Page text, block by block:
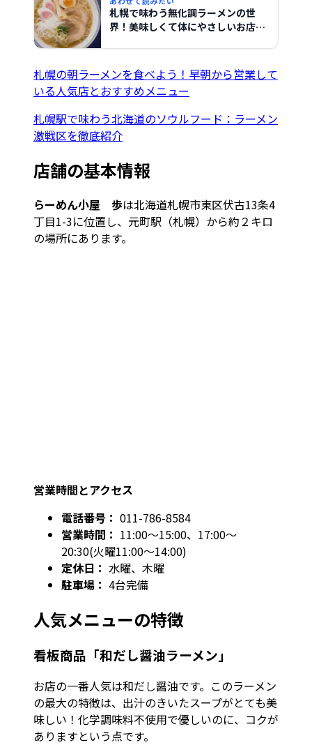
札幌で味わう無化調ラーメンの世
界！美味しくて体にやさしいお店厳
札幌の朝ラーメンを食べよう！早朝から営業して
いる人気店とおすすめメニュー
札幌駅で味わう北海道のソウルフード：ラーメン
激戦区を徹底紹介
店舗の基本情報
らーめん小屋 歩は北海道札幌市東区伏古13条4
丁目1-3に位置し、元町駅（札幌）から約２キロ
の場所にあります。
営業時間とアクセス
電話番号： 011-786-8584
営業時間： 11:00～15:00、17:00～
20:30(火曜11:00～14:00)
定休日： 水曜、木曜
駐車場： 4台完備
人気メニューの特徴
看板商品「和だし醤油ラーメン」
お店の一番人気は和だし醤油です。このラーメン
の最大の特徴は、出汁のきいたスープがとても美
味しい！化学調味料不使用で優しいのに、コクが
ありますという点です。